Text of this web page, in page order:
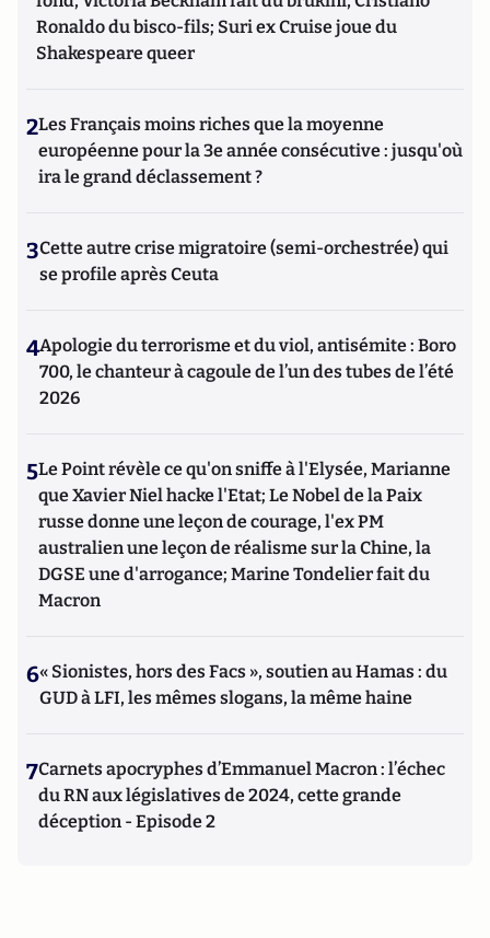
Ronaldo du bisco-fils; Suri ex Cruise joue du
Shakespeare queer
2Les Français moins riches que la moyenne
européenne pour la 3e année consécutive : jusqu'où
ira le grand déclassement ?
3Cette autre crise migratoire (semi-orchestrée) qui
se profile après Ceuta
4Apologie du terrorisme et du viol, antisémite : Boro
700, le chanteur à cagoule de l’un des tubes de l’été
2026
5Le Point révèle ce qu'on sniffe à l'Elysée, Marianne
que Xavier Niel hacke l'Etat; Le Nobel de la Paix
russe donne une leçon de courage, l'ex PM
australien une leçon de réalisme sur la Chine, la
DGSE une d'arrogance; Marine Tondelier fait du
Macron
6« Sionistes, hors des Facs », soutien au Hamas : du
GUD à LFI, les mêmes slogans, la même haine
7Carnets apocryphes d’Emmanuel Macron : l’échec
du RN aux législatives de 2024, cette grande
déception - Episode 2